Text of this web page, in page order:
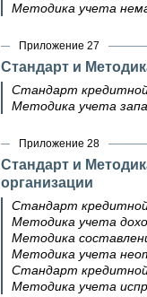
Методика учета
Приложение 27
Стандарт и
Стандарт
Методика учета
Приложение 28
Стандарт и
организации
Стандарт кредитной
Методика учета
Методика
Методика учета
Стандарт
Методика учета